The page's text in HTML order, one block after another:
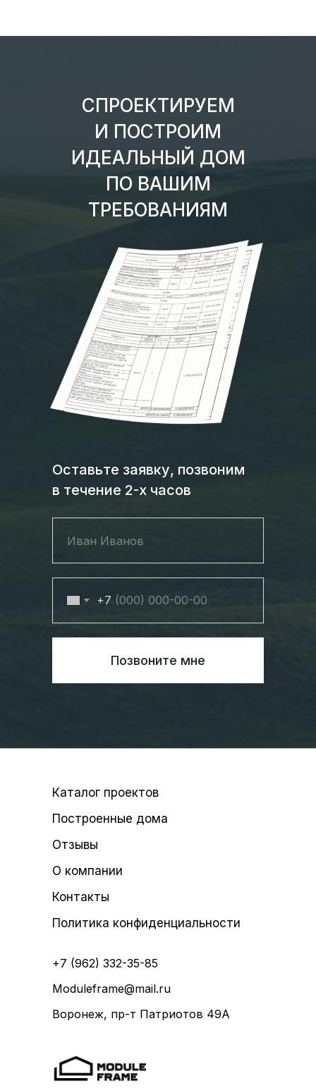
СПРОЕКТИРУЕМ
И ПОСТРОИМ
ИДЕАЛЬНЫЙ ДОМ
ПО ВАШИМ
ТРЕБОВАНИЯМ
Оставьте заявку, позвоним
в течение 2-х часов
+7
Позвоните мне
Каталог проектов
Построенные дома
Отзывы
О компании
Контакты
Политика конфиденциальности
+7 (962) 332-35-85
Moduleframe@mail.ru
Воронеж, пр-т Патриотов 49А